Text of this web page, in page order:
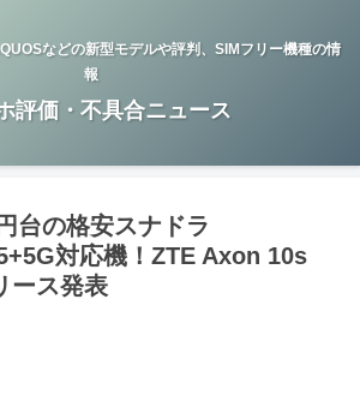
などの新型モデルや評判、SIMフリー機種の情
報
評価・不具合ニュース
台の格安スナドラ
対応機！ZTE Axon 10s
ース発表